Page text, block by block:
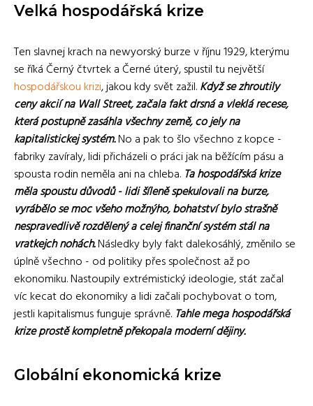
Velká hospodářská krize
Ten slavnej krach na newyorský burze v říjnu 1929, kterýmu
se říká Černý čtvrtek a Černé úterý, spustil tu největší
hospodářskou krizi, jakou kdy svět zažil.Když se zhroutily
ceny akcií na Wall Street, začala fakt drsná a vleklá recese,
která postupně zasáhla všechny země, co jely na
kapitalistickej systém.No a pak to šlo všechno z kopce -
fabriky zavíraly, lidi přicházeli o práci jak na běžícím pásu a
spousta rodin neměla ani na chleba. Ta hospodářská krize
měla spoustu důvodů - lidi šíleně spekulovali na burze,
vyrábělo se moc všeho možnýho, bohatství bylo strašně
nespravedlivě rozdělený a celej finanční systém stál na
vratkejch nohách.Následky byly fakt dalekosáhlý, změnilo se
úplně všechno - od politiky přes společnost až po
ekonomiku. Nastoupily extrémistický ideologie, stát začal
víc kecat do ekonomiky a lidi začali pochybovat o tom,
jestli kapitalismus funguje správně. Tahle mega hospodářská
krize prostě kompletně překopala moderní dějiny.
Globální ekonomická krize